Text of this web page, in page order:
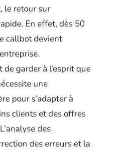
le retour sur
En effet, dès 50
callbot devient
garder à l’esprit que
une
pour s’adapter à
clients et des offres
des
des erreurs et la